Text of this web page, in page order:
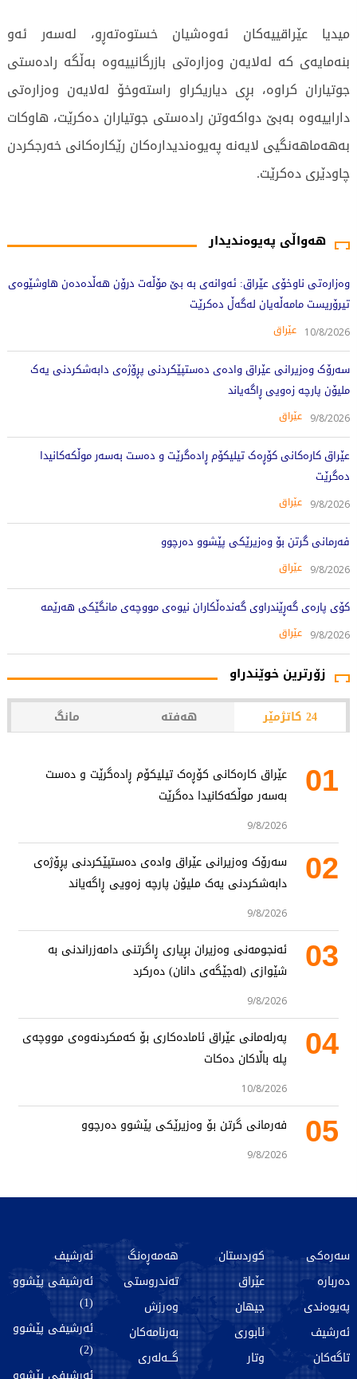
هەواڵی پەیوەندیدار
وەزارەتی ناوخۆی عێراق: ئەوانەی بە بێ مۆڵەت درۆن هەڵدەدەن هاوشێوەی
تیرۆریست مامەڵەیان لەگەڵ دەکرێت
10/8/2026 عێراق
سەرۆک وەزیرانی عێراق وادەی دەستپێکردنی پڕۆژەی دابەشکردنی یەک
ملیۆن پارچە زەویی ڕاگەیاند
9/8/2026 عێراق
عێراق کارەکانی کۆڕەک تیلیکۆم ڕادەگرێت و دەست بەسەر موڵکەکانیدا
دەگرێت
9/8/2026 عێراق
فەرمانی گرتن بۆ وەزیرێکی پێشوو دەرچوو
9/8/2026 عێراق
کۆی پارەی گەڕێندراوی گەندەڵکاران نیوەی مووچەی مانگێکی هەرێمە
9/8/2026 عێراق
میدیا عێراقییەكان ئەوەشیان خستوەتەڕو، لەسەر ئەو
بنەمایەی كە لەلایەن وەزارەتی بازرگانییەوە بەڵگە رادەستی
جوتیاران كراوە، بڕی دیاریكراو راستەوخۆ لەلایەن وەزارەتی
داراییەوە بەبێ دواكەوتن رادەستی جوتیاران دەكرێت، هاوكات
بەهەماهەنگیی لایەنە پەیوەندیدارەكان رێكارەكانی خەرجكردن
چاودێری دەكرێت.
زۆرترین خوێندراو
24 کاتژمێر هەفتە مانگ
01
عێراق کارەکانی کۆڕەک تیلیکۆم ڕادەگرێت و دەست
بەسەر موڵکەکانیدا دەگرێت
9/8/2026
02
سەرۆک وەزیرانی عێراق وادەی دەستپێکردنی پڕۆژەی
دابەشکردنی یەک ملیۆن پارچە زەویی ڕاگەیاند
9/8/2026
03
ئەنجومەنی وەزیران بڕیاری ڕاگرتنی دامەزراندنی بە
شێوازی (لەجێگەی دانان) دەرکرد
9/8/2026
04
پەرلەمانی عێراق ئامادەکاری بۆ کەمکردنەوەی مووچەی
پلە باڵاکان دەکات
10/8/2026
05 فەرمانی گرتن بۆ وەزیرێکی پێشوو دەرچوو
9/8/2026
سەرەکی
دەربارە
پەیوەندی
ئەرشیف
تاگەکان
کوردستان
عێراق
جیهان
ئابوری
وتار
هەمەڕەنگ
تەندروستی
وەرزش
بەرنامەکان
گـــەلەری
ئەرشیف
ئەرشیفی پێشوو
(1)
ئەرشیفی پێشوو
(2)